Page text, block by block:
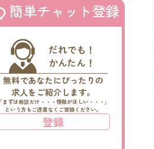
簡単チャット登録
無料であなたにぴったりの
求人をご紹介します。
「まずは相談だけ・・・情報がほしい・・・」
という方もご遠慮なくご登録ください。
登録